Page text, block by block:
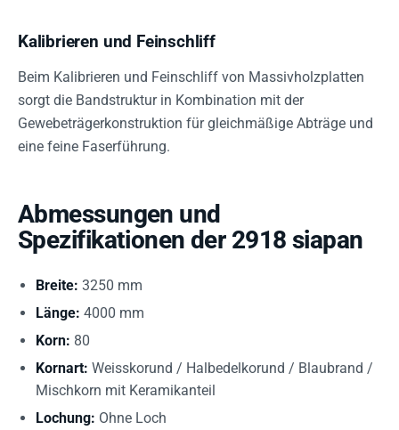
Kalibrieren und Feinschliff
Beim Kalibrieren und Feinschliff von Massivholzplatten
sorgt die Bandstruktur in Kombination mit der
Gewebeträgerkonstruktion für gleichmäßige Abträge und
eine feine Faserführung.
Abmessungen und
Spezifikationen der 2918 siapan
Breite: 3250 mm
Länge: 4000 mm
Korn: 80
Kornart: Weisskorund / Halbedelkorund / Blaubrand /
Mischkorn mit Keramikanteil
Lochung: Ohne Loch